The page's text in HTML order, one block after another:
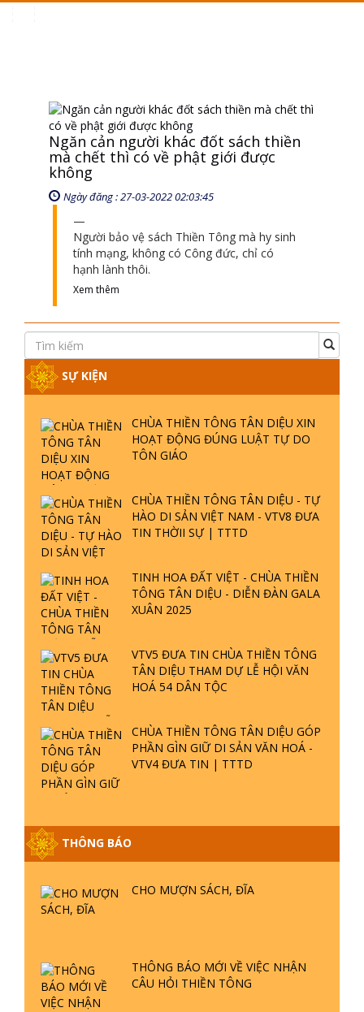
Ngăn cản người khác đốt sách thiền
mà chết thì có về phật giới được
không
Ngày đăng : 27-03-2022 02:03:45
Người bảo vệ sách Thiền Tông mà hy sinh
tính mạng, không có Công đức, chỉ có
hạnh lành thôi.
Xem thêm
SỰ KIỆN
CHÙA THIỀN TÔNG TÂN DIỆU XIN
HOẠT ĐỘNG ĐÚNG LUẬT TỰ DO
TÔN GIÁO
CHÙA THIỀN TÔNG TÂN DIỆU - TỰ
HÀO DI SẢN VIỆT NAM - VTV8 ĐƯA
TIN THỜII SỰ | TTTD
TINH HOA ĐẤT VIỆT - CHÙA THIỀN
TÔNG TÂN DIỆU - DIỄN ĐÀN GALA
XUÂN 2025
VTV5 ĐƯA TIN CHÙA THIỀN TÔNG
TÂN DIỆU THAM DỰ LỄ HỘI VĂN
HOÁ 54 DÂN TỘC
CHÙA THIỀN TÔNG TÂN DIỆU GÓP
PHẦN GÌN GIỮ DI SẢN VĂN HOÁ -
VTV4 ĐƯA TIN | TTTD
THÔNG BÁO
CHO MƯỢN SÁCH, ĐĨA
THÔNG BÁO MỚI VỀ VIỆC NHẬN
CÂU HỎI THIỀN TÔNG
NĂM PHẬT KHÔNG NÓI? HỘI LONG
ĐƯỢC HÌNH THÀNH NHƯ THẾ NÀO?
PHẬT GIỚI CÓ THỜI GIAN KHÔNG? |